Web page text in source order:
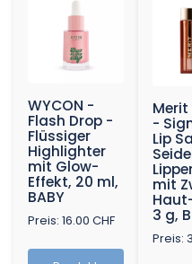
WYCON -
Flash Drop -
Flüssiger
Highlighter
mit Glow-
Effekt, 20 ml,
BABY
Preis: 16.00 CHF
-
Lip
mit
3 g,
Preis: